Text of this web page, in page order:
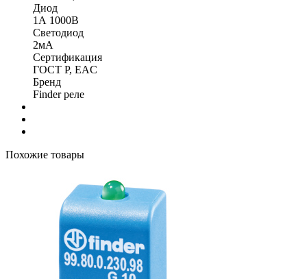
Диод
1А 1000В
Светодиод
2мА
Сертификация
ГОСТ Р, EAC
Бренд
Finder реле
Похожие товары